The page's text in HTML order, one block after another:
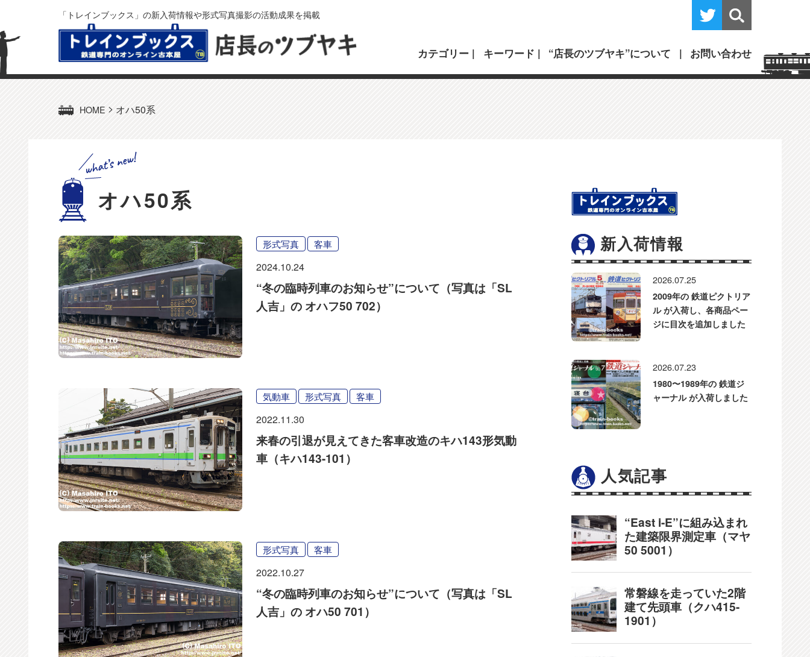
「トレインブックス」の新入荷情報や形式写真撮影の活動成果を掲載
カテゴリー キーワード “店長のツブヤキ”について お問い合わせ
HOME > オハ50系
オハ50系
形式写真 客車
2024.10.24
“冬の臨時列車のお知らせ”について（写真は「SL
人吉」の オハフ50 702）
気動車 形式写真 客車
2022.11.30
来春の引退が見えてきた客車改造のキハ143形気動
車（キハ143-101）
形式写真 客車
2022.10.27
“冬の臨時列車のお知らせ”について（写真は「SL
人吉」の オハ50 701）
新入荷情報
2026.07.25
2009年の 鉄道ピクトリア
ル が入荷し、各商品ペー
ジに目次を追加しました
2026.07.23
1980〜1989年の 鉄道ジ
ャーナル が入荷しました
人気記事